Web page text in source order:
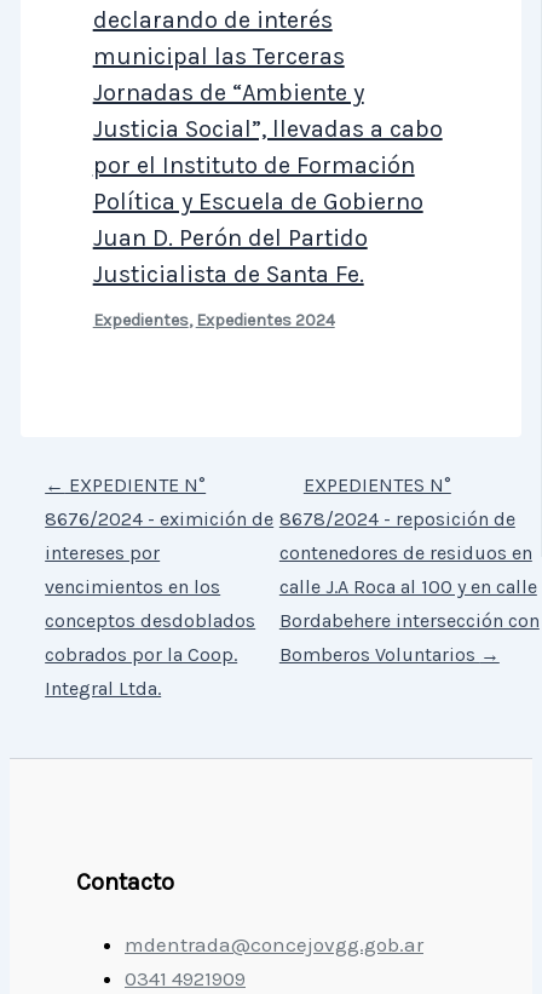
declarando de interés
municipal las Terceras
Jornadas de “Ambiente y
Justicia Social”, llevadas a cabo
por el Instituto de Formación
Política y Escuela de Gobierno
Juan D. Perón del Partido
Justicialista de Santa Fe.
Expedientes, Expedientes 2024
← EXPEDIENTE N°
8676/2024 - eximición de
intereses por
vencimientos en los
conceptos desdoblados
cobrados por la Coop.
Integral Ltda.
EXPEDIENTES N°
8678/2024 - reposición de
contenedores de residuos en
calle J.A Roca al 100 y en calle
Bordabehere intersección con
Bomberos Voluntarios →
Contacto
mdentrada@concejovgg.gob.ar
0341 4921909